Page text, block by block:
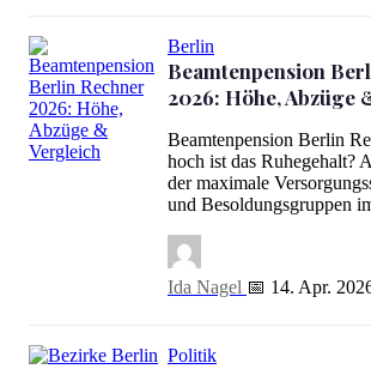
Beamtenpension Berlin Rechner 2026:
Berlin
Beamtenpension
2026: Höhe, Abzüge
Beamtenpension Berlin
hoch ist das Ruhegehalt?
der maximale
und Besoldungsgruppen
Ida Nagel 📅 14. Apr.
Politik